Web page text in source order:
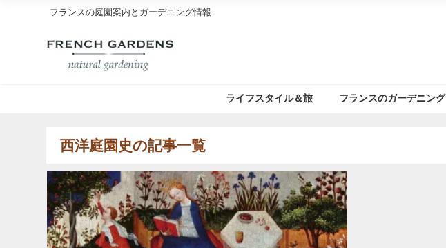
フランスの庭園案内とガーデニング情報
ライフスタイル＆旅 フランスのガーデニング
西洋庭園史の記事一覧